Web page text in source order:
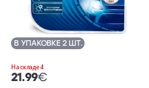
На складе 4
В УПАКОВКЕ 2 ШТ.
21.99€